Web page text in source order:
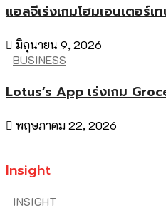
แอลจีเร่งเกมโฮมเอนเตอร์เ
มิถุนายน 9, 2026
BUSINESS
Lotus’s App เร่งเกม
พฤษภาคม 22, 2026
Insight
INSIGHT